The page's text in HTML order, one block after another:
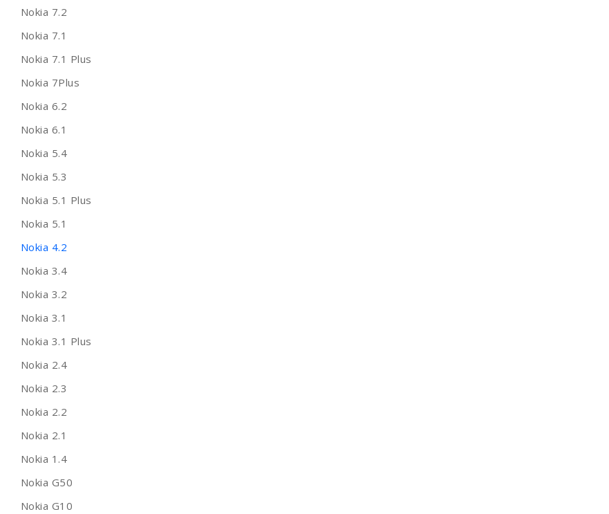
Nokia 7.2
Nokia 7.1
Nokia 7.1 Plus
Nokia 7Plus
Nokia 6.2
Nokia 6.1
Nokia 5.4
Nokia 5.3
Nokia 5.1 Plus
Nokia 5.1
Nokia 4.2
Nokia 3.4
Nokia 3.2
Nokia 3.1
Nokia 3.1 Plus
Nokia 2.4
Nokia 2.3
Nokia 2.2
Nokia 2.1
Nokia 1.4
Nokia G50
Nokia G10